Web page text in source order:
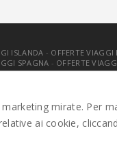
ISLANDA - OFFERTE VIAGGI
SPAGNA - OFFERTE
mirate. Per
ai cookie,